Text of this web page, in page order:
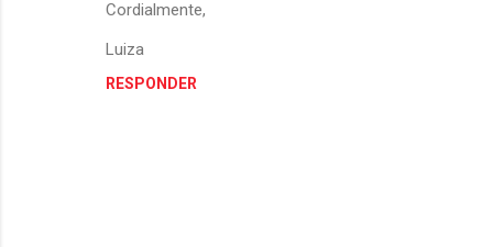
Cordialmente,
Luiza
RESPONDER